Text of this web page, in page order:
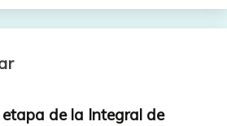
etapa de la Integral de